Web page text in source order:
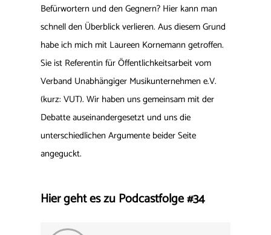
Befürwortern und den Gegnern? Hier kann man
schnell den Überblick verlieren. Aus diesem Grund
habe ich mich mit Laureen Kornemann getroffen.
Sie ist Referentin für Öffentlichkeitsarbeit vom
Verband Unabhängiger Musikunternehmen e.V.
(kurz: VUT). Wir haben uns gemeinsam mit der
Debatte auseinandergesetzt und uns die
unterschiedlichen Argumente beider Seite
angeguckt.
Hier geht es zu Podcastfolge #34